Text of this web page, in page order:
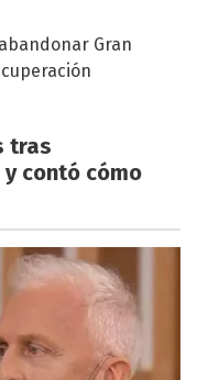
tras
y contó cómo